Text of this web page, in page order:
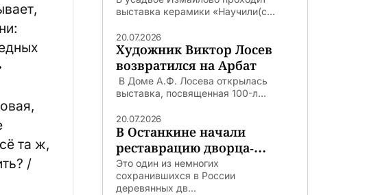
та ж,
/
выставка керамики «Научили(с...
20.07.2026
Художник Виктор Лосев
возвратился на Арбат
В Доме А.Ф. Лосева открылась
выставка, посвященная 100-л...
20.07.2026
В Останкине начали
реставрацию дворца-
театра
Это один из немногих
сохранившихся в России
деревянных дв...